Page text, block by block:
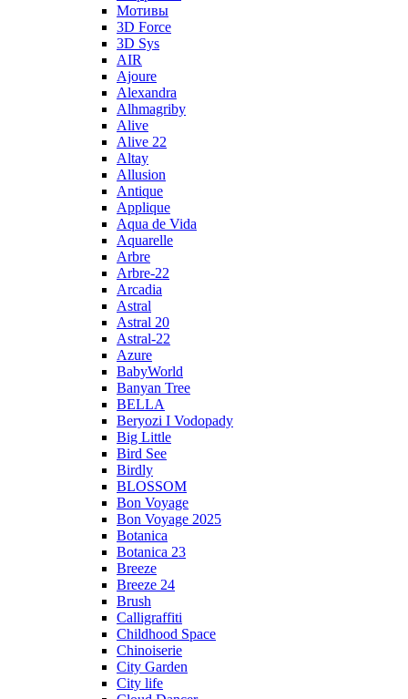
Мотивы
3D Force
3D Sys
AIR
Ajoure
Alexandra
Alhmagriby
Alive
Alive 22
Altay
Allusion
Antique
Applique
Aqua de Vida
Aquarelle
Arbre
Arbre-22
Arcadia
Astral
Astral 20
Astral-22
Azure
BabyWorld
Banyan Tree
BELLA
Beryozi I Vodopady
Big Little
Bird See
Birdly
BLOSSOM
Bon Voyage
Bon Voyage 2025
Botanica
Botanica 23
Breeze
Breeze 24
Brush
Calligraffiti
Childhood Space
Chinoiserie
City Garden
City life